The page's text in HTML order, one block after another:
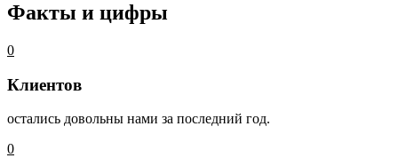
Факты и цифры
0
Клиентов
остались довольны нами за последний год.
0